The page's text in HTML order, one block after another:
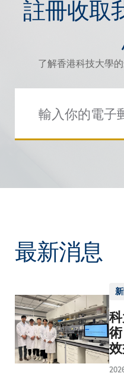
註冊收取
了解香港科技大學
最新消息